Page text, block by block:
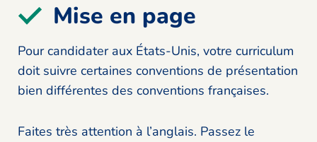
Mise en page
Pour candidater aux États-Unis, votre curriculum
doit suivre certaines conventions de présentation
bien différentes des conventions françaises.
Faites très attention à l’anglais. Passez le